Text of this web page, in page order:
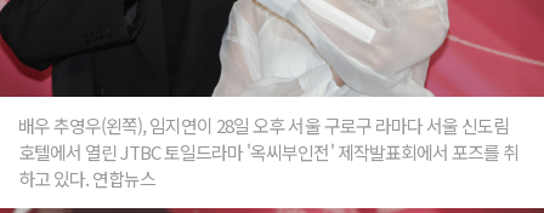
배우 추영우(왼쪽), 임지연이 28일 오후 서울 구로구 라마다 서울 신도림
호텔에서 열린 JTBC 토일드라마 '옥씨부인전' 제작발표회에서 포즈를 취
하고 있다. 연합뉴스